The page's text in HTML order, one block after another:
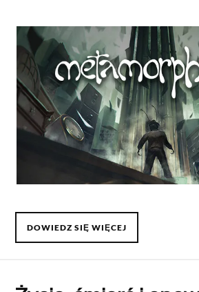
DOWIEDZ SIĘ WIĘCEJ